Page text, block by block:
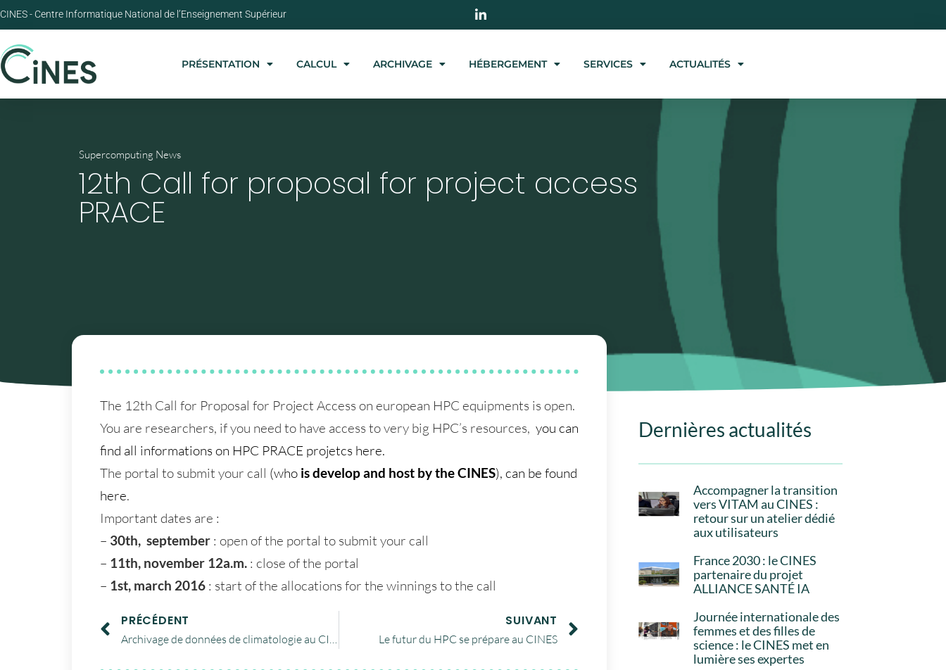
CINES - Centre Informatique National de l’Enseignement Supérieur
PRÉSENTATION CALCUL ARCHIVAGE HÉBERGEMENT SERVICES ACTUALITÉS
Supercomputing News
12th Call for proposal for project access
PRACE
The 12th Call for Proposal for Project Access on european HPC equipments is open.
You are researchers, if you need to have access to very big HPC’s resources, you can
find all informations on HPC PRACE projetcs here.
The portal to submit your call (who is develop and host by the CINES), can be found
here.
Important dates are :
– 30th, september : open of the portal to submit your call
– 11th, november 12a.m. : close of the portal
– 1st, march 2016 : start of the allocations for the winnings to the call
PRÉCÉDENT
Archivage de données de climatologie au CINES.
SUIVANT
Le futur du HPC se prépare au CINES
Dernières actualités
Accompagner la transition
vers VITAM au CINES :
retour sur un atelier dédié
aux utilisateurs
France 2030 : le CINES
partenaire du projet
ALLIANCE SANTÉ IA
Journée internationale des
femmes et des filles de
science : le CINES met en
lumière ses expertes